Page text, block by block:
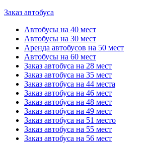
Заказ автобуса
Автобусы на 40 мест
Автобусы на 30 мест
Аренда автобусов на 50 мест
Автобусы на 60 мест
Заказ автобуса на 28 мест
Заказ автобуса на 35 мест
Заказ автобуса на 44 места
Заказ автобуса на 46 мест
Заказ автобуса на 48 мест
Заказ автобуса на 49 мест
Заказ автобуса на 51 место
Заказ автобуса на 55 мест
Заказ автобуса на 56 мест